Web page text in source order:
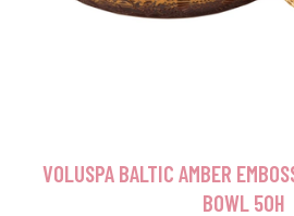
VOLUSPA BALTIC AMBER
BOWL 50H